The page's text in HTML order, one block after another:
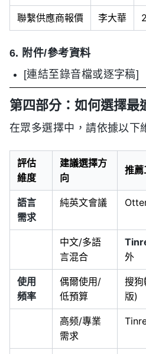
聯繫供應商報價 李大華
6. 附件/參考資料
[連結至錄音檔或逐字稿]
第四部分：如何選擇最
在眾多選擇中，請依據以下
評估
維度
建議選擇方
向
推薦
語言
需求
純英文會議
中文/多語
言混合
外
使用
頻率
偶爾使用/
低預算
搜狗
版)
高频/專業
需求